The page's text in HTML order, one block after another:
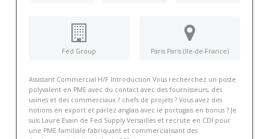
Fed Group Paris Paris (Ile-de-France)
Assistant Commercial H/F Introduction Vous recherchez un poste
polyvalent en PME avec du contact avec des fournisseurs, des
usines et des commerciaux / chefs de projets ? Vous avez des
notions en export et parlez anglais avec le portugais en bonus ? Je
suis Laure Evain de Fed Supply Versailles et recrute en CDI pour
une PME familiale fabriquant et commercialisant des